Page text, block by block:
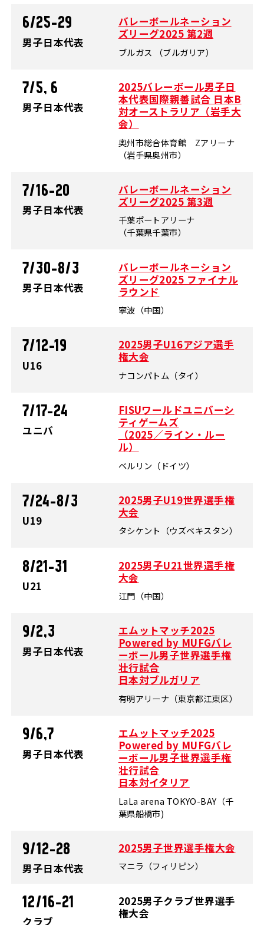
6/25-29
男子日本代表
バレーボールネーション
ズリーグ2025 第2週
ブルガス （ブルガリア）
7/5, 6
男子日本代表
2025バレーボール男子日
本代表国際親善試合 日本B
対オーストラリア（岩手大
会）
奥州市総合体育館 Zアリーナ
（岩手県奥州市）
7/16-20
男子日本代表
バレーボールネーション
ズリーグ2025 第3週
千葉ポートアリーナ
（千葉県千葉市）
7/30-8/3
男子日本代表
バレーボールネーション
ズリーグ2025 ファイナル
ラウンド
寧波（中国）
7/12-19
U16
2025男子U16アジア選手
権大会
ナコンパトム（タイ）
7/17-24
ユニバ
FISUワールドユニバーシ
ティゲームズ
（2025／ライン・ルー
ル）
ベルリン（ドイツ）
7/24-8/3
U19
2025男子U19世界選手権
大会
タシケント（ウズベキスタン）
8/21-31
U21
2025男子U21世界選手権
大会
江門（中国）
9/2,3
男子日本代表
エムットマッチ2025
Powered by MUFGバレ
ーボール男子世界選手権
壮行試合
日本対ブルガリア
有明アリーナ（東京都江東区）
9/6,7
男子日本代表
エムットマッチ2025
Powered by MUFGバレ
ーボール男子世界選手権
壮行試合
日本対イタリア
LaLa arena TOKYO-BAY（千
葉県船橋市)
9/12-28
男子日本代表
2025男子世界選手権大会
マニラ（フィリピン）
12/16-21
クラブ
2025男子クラブ世界選手
権大会